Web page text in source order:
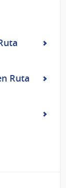
Ruta